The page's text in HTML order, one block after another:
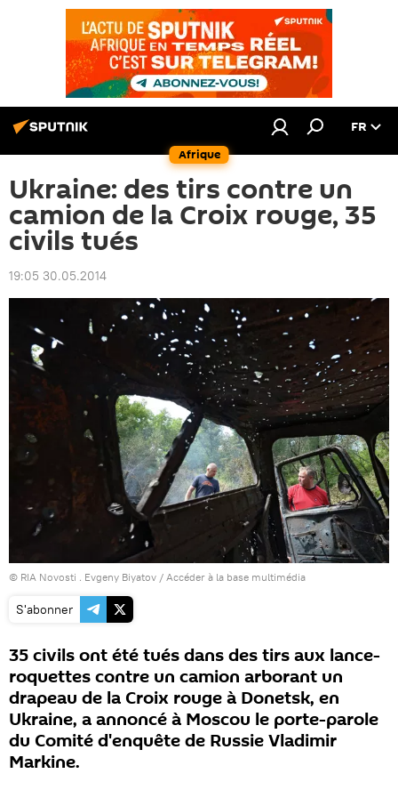
Afrique
FR
Ukraine: des tirs contre un
camion de la Croix rouge, 35
civils tués
19:05 30.05.2014
© RIA Novosti . Evgeny Biyatov / Accéder à la base multimédia
S'abonner
35 civils ont été tués dans des tirs aux lance-
roquettes contre un camion arborant un
drapeau de la Croix rouge à Donetsk, en
Ukraine, a annoncé à Moscou le porte-parole
du Comité d'enquête de Russie Vladimir
Markine.